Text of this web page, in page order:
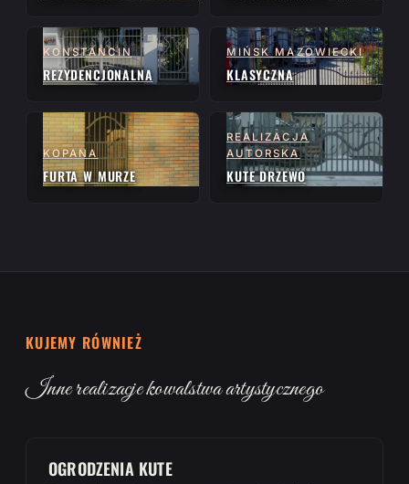
KONSTANCIN
REZYDENCJONALNA
MIŃSK MAZOWIECKI
KLASYCZNA
KOPANA
FURTA W MURZE
REALIZACJA
AUTORSKA
KUTE DRZEWO
KUJEMY RÓWNIEŻ
Inne realizacje kowalstwa artystycznego
OGRODZENIA KUTE